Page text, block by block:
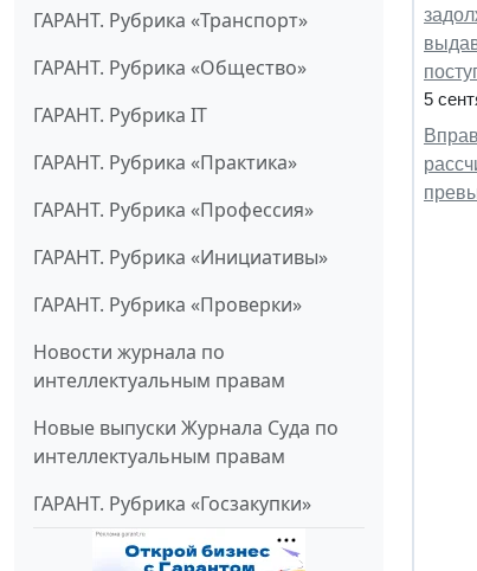
ГАРАНТ. Рубрика «Транспорт»
ГАРАНТ. Рубрика «Общество»
ГАРАНТ. Рубрика IT
ГАРАНТ. Рубрика «Практика»
ГАРАНТ. Рубрика «Профессия»
ГАРАНТ. Рубрика «Инициативы»
ГАРАНТ. Рубрика «Проверки»
Новости журнала по
интеллектуальным правам
Новые выпуски Журнала Суда по
интеллектуальным правам
ГАРАНТ. Рубрика «Госзакупки»
5